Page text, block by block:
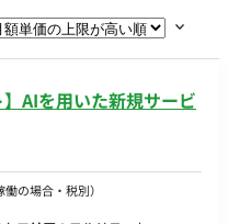
AIを用いた新規サービ
の場合・税別）